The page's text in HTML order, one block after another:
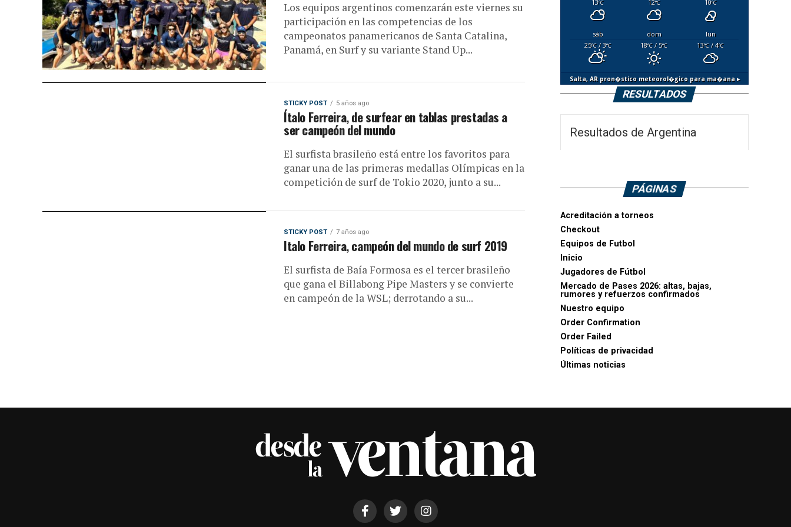
Los equipos argentinos comenzarán este viernes su
participación en las competencias de los
campeonatos panamericanos de Santa Catalina,
Panamá, en Surf y su variante Stand Up...
STICKY POST 5 años ago
Ítalo Ferreira, de surfear en tablas prestadas a
ser campeón del mundo
El surfista brasileño está entre los favoritos para
ganar una de las primeras medallas Olímpicas en la
competición de surf de Tokio 2020, junto a su...
STICKY POST 7 años ago
Italo Ferreira, campeón del mundo de surf 2019
El surfista de Baía Formosa es el tercer brasileño
que gana el Billabong Pipe Masters y se convierte
en campeón de la WSL; derrotando a su...
13°C 12°C 10°C
sáb dom
lun
25°C/ 3°C 18°C / 5°C 13°C / 4°C
Salta, ARpron�stico meteorol�gico para ma�ana ▸
RESULTADOS
Resultados de Argentina
PÁGINAS
Acreditación a torneos
Checkout
Equipos de Futbol
Inicio
Jugadores de Fútbol
Mercado de Pases 2026: altas, bajas,
rumores y refuerzos confirmados
Nuestro equipo
Order Confirmation
Order Failed
Políticas de privacidad
Últimas noticias